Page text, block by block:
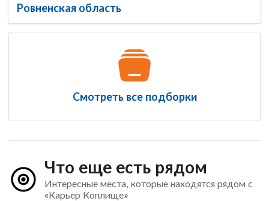
Ровненская область
Смотреть все подборки
Что еще есть рядом
Интересные места, которые находятся рядом с
«Карьер Коплище»